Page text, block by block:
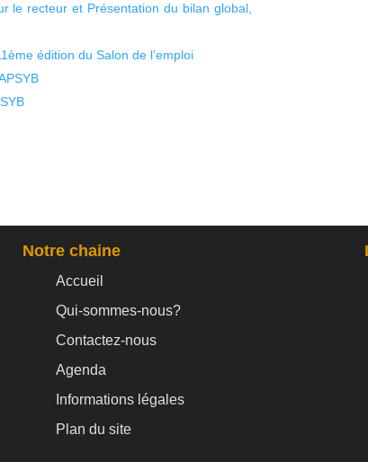
le recteur et Présentation du bilan global,
édition du Salon de l’emploi
Notre chaine
Accueil
Qui-sommes-nous?
Contactez-nous
Agenda
Informations légales
Plan du site